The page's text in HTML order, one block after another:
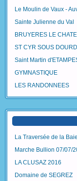
Le Moulin de Vaux -
Sainte Julienne du Val
BRUYERES LE CHATEL
ST CYR SOUS
Saint Martin
GYMNASTIQUE
LES RANDONNEES
La Traversée de la
Marche Bullion 07/07/
LA CLUSAZ 2016
Domaine de SEGREZ